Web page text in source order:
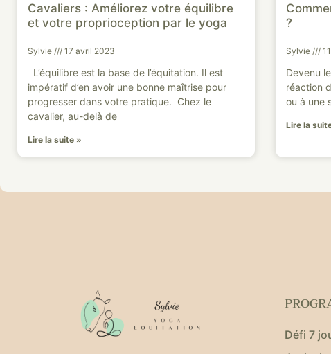
Cavaliers : Améliorez votre équilibre
et votre proprioception par le yoga
Sylvie 17 avril 2023
L’équilibre est la base de l’équitation. Il est
impératif d’en avoir une bonne maîtrise pour
progresser dans votre pratique. Chez le
cavalier, au-delà de
Lire la suite »
?
Sylvie
Devenu
réaction
ou à une
Lire la
Défi 7